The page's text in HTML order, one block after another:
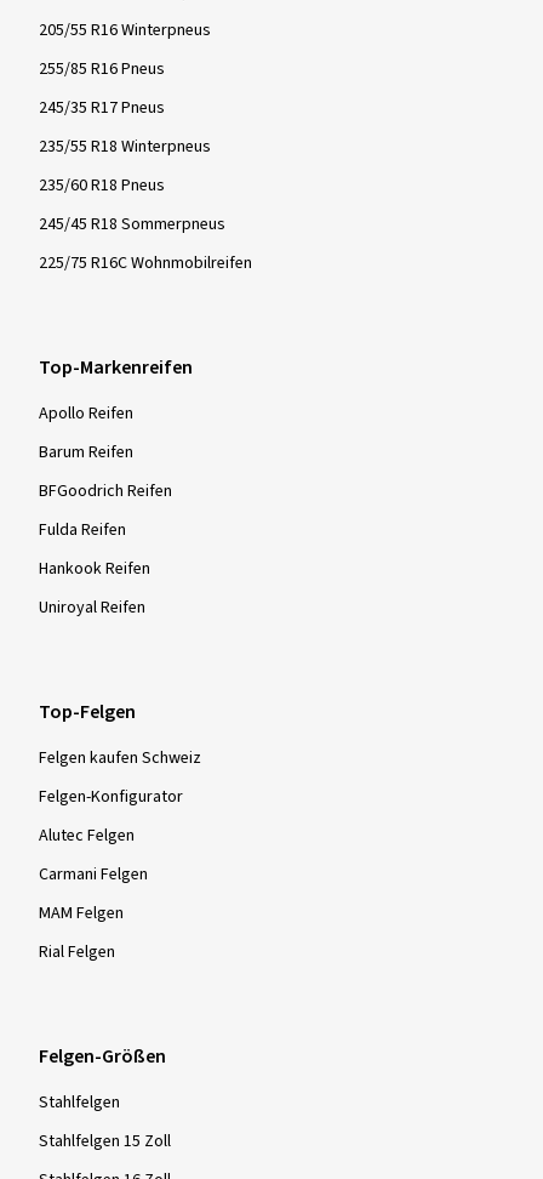
205/55 R16 Winterpneus
255/85 R16 Pneus
245/35 R17 Pneus
235/55 R18 Winterpneus
235/60 R18 Pneus
245/45 R18 Sommerpneus
225/75 R16C Wohnmobilreifen
Top-Markenreifen
Apollo Reifen
Barum Reifen
BFGoodrich Reifen
Fulda Reifen
Hankook Reifen
Uniroyal Reifen
Top-Felgen
Felgen kaufen Schweiz
Felgen-Konfigurator
Alutec Felgen
Carmani Felgen
MAM Felgen
Rial Felgen
Felgen-Größen
Stahlfelgen
Stahlfelgen 15 Zoll